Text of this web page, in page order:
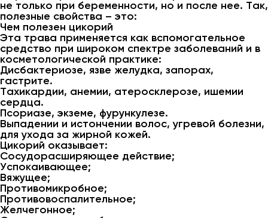
не только при беременности, но и после нее. Так,
полезные свойства – это:
Чем полезен цикорий
Эта трава применяется как вспомогательное
средство при широком спектре заболеваний и в
косметологической практике:
Дисбактериозе, язве желудка, запорах,
гастрите.
Тахикардии, анемии, атеросклерозе, ишемии
сердца.
Псориазе, экземе, фурункулезе.
Выпадении и истончении волос, угревой болезни,
для ухода за жирной кожей.
Цикорий оказывает:
Сосудорасширяющее действие;
Успокаивающее;
Вяжущее;
Противомикробное;
Противовоспалительное;
Желчегонное;